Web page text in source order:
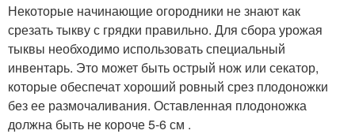
Некоторые начинающие огородники не знают как
срезать тыкву с грядки правильно. Для сбора урожая
тыквы необходимо использовать специальный
инвентарь. Это может быть острый нож или секатор,
которые обеспечат хороший ровный срез плодоножки
без ее размочаливания. Оставленная плодоножка
должна быть не короче 5-6 см .